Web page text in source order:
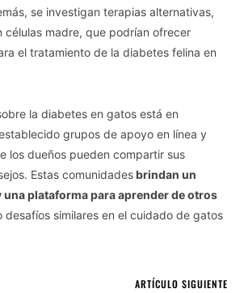
se investigan terapias alternativas,
células madre, que podrían ofrecer
el tratamiento de la diabetes felina en
la diabetes en gatos está en
grupos de apoyo en línea y
los dueños pueden compartir sus
Estas comunidades brindan un
plataforma para aprender de otros
desafíos similares en el cuidado de gatos
ARTÍCULO SIGUIENTE